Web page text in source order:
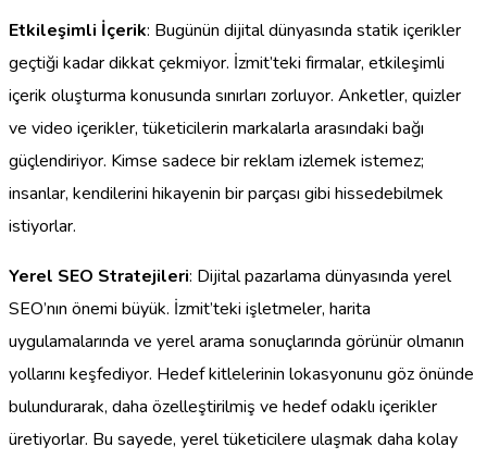
Etkileşimli İçerik: Bugünün dijital dünyasında statik içerikler
geçtiği kadar dikkat çekmiyor. İzmit’teki firmalar, etkileşimli
içerik oluşturma konusunda sınırları zorluyor. Anketler, quizler
ve video içerikler, tüketicilerin markalarla arasındaki bağı
güçlendiriyor. Kimse sadece bir reklam izlemek istemez;
insanlar, kendilerini hikayenin bir parçası gibi hissedebilmek
istiyorlar.
Yerel SEO Stratejileri: Dijital pazarlama dünyasında yerel
SEO’nın önemi büyük. İzmit’teki işletmeler, harita
uygulamalarında ve yerel arama sonuçlarında görünür olmanın
yollarını keşfediyor. Hedef kitlelerinin lokasyonunu göz önünde
bulundurarak, daha özelleştirilmiş ve hedef odaklı içerikler
üretiyorlar. Bu sayede, yerel tüketicilere ulaşmak daha kolay